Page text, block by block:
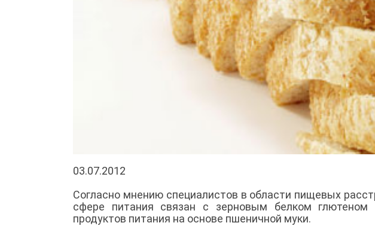
03.07.2012
Согласно мнению специалистов в области пищевых
сфере питания связан с зерновым белком глютеном
продуктов питания на основе пшеничной муки.